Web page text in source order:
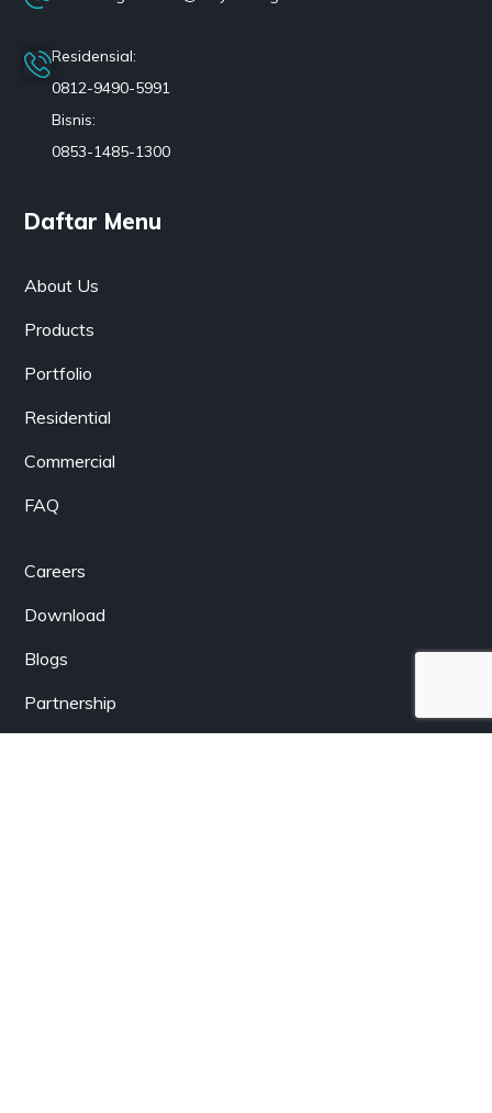
Residensial:
0812-9490-5991
Bisnis:
0853-1485-1300
Daftar Menu
About Us
Products
Portfolio
Residential
Commercial
FAQ
Careers
Download
Blogs
Partnership